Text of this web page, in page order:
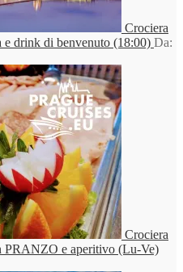
Crociera
drink di benvenuto (18:00) Da:
Crociera
PRANZO e aperitivo (Lu-Ve)